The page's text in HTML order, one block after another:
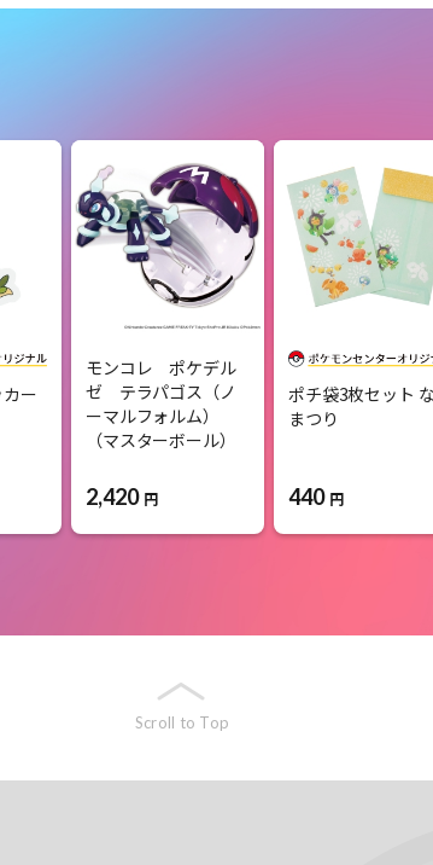
ー
モンコレ ポケデル
ゼ テラパゴス（ノ
ーマルフォルム）
（マスターボール）
2,420 円
ポチ袋3枚セット
まつり
440 円
Scroll to Top